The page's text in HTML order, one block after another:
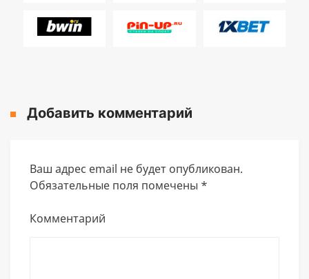
Добавить комментарий
Ваш адрес email не будет опубликован.
Обязательные поля помечены *
Комментарий